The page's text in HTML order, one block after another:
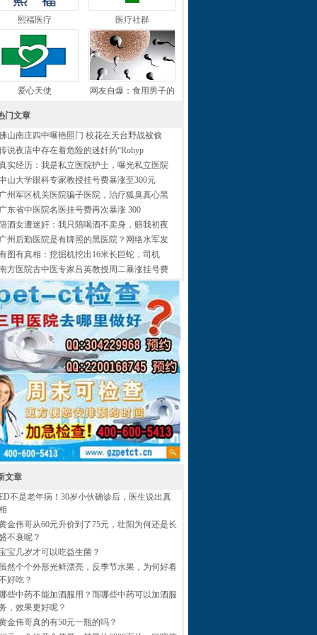
熙福医疗 医疗社群
爱心天使 网友自爆：食用男子的
门文章
山南庄四中曝艳照门 校花在天台野战被偷
说夜店中存在着危险的迷奸药“Rohyp
实经历：我是私立医院护士，曝光私立医院
山大学眼科专家教授挂号费暴涨至300元
州军区机关医院骗子医院，治疗狐臭真心黑
东省中医院名医挂号费再次暴涨 300
酒女遭迷奸：我只陪喝酒不卖身，赔我初夜
州后勤医院是有牌照的黑医院？网络水军发
图有真相：挖掘机挖出16米长巨蛇，司机
方医院古中医专家吕英教授周二暴涨挂号费
文章
不是老年病！30岁小伙确诊后，医生说出真
金伟哥从60元升价到了75元，壮阳为何还是长
不衰呢？
宝几岁才可以吃益生菌？
然个个外形光鲜漂亮，反季节水果，为何好看
好吃？
些中药不能加酒服用？而哪些中药可以加酒服
，效果更好呢？
金伟哥真的有50元一瓶的吗？